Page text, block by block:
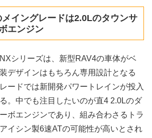
イングレードは2.0Lのタウンサ
エンジン
シリーズは、新型RAV4の車体がベ
デザインはもちろん専用設計となる
ードでは新開発パワートレインが投入
。中でも注目したいのが直4 2.0Lのダ
ボエンジンであり、組み合わさるトラ
イシン製6速ATの可能性が高いとされ